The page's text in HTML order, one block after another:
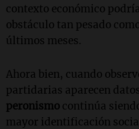
contexto económico
obstáculo tan pesado
últimos meses.
Ahora bien, cuando
partidarias aparecen
peronismo continúa
mayor identificación